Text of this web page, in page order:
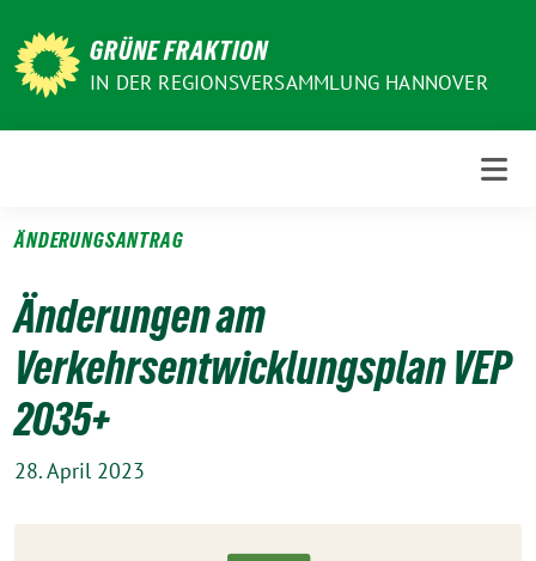
zum
Inhalt
GRÜNE FRAKTION
IN DER REGIONSVERSAMMLUNG HANNOVER
ÄNDERUNGSANTRAG
Änderungen am
Verkehrsentwicklungsplan VEP
2035+
28. April 2023